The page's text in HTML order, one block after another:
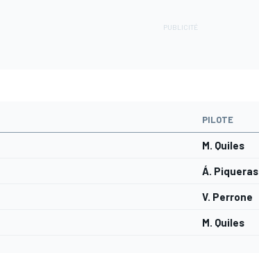
PILOTE
M. Quiles
Á. Piqueras
V. Perrone
M. Quiles